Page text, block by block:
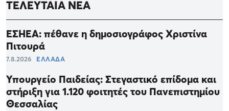
ΤΕΛΕΥΤΑΙΑ ΝΕΑ
ΕΣΗΕΑ: πέθανε η δημοσιογράφος Χριστίνα
Πιτουρά
7.8.2026 ΕΛΛΑΔΑ
Υπουργείο Παιδείας: Στεγαστικό επίδομα και
στήριξη για 1.120 φοιτητές του Πανεπιστημίου
Θεσσαλίας